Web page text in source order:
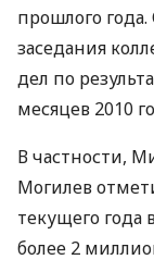
прошлого
заседания
дел по
месяцев 2010
В частности,
Могилев
текущего года
более 2